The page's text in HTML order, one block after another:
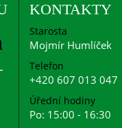
KONTAKTY
Starosta
Mojmír Humlíček
Telefon
+420 607 013 047
Úřední hodiny
Po: 15:00 - 16:30